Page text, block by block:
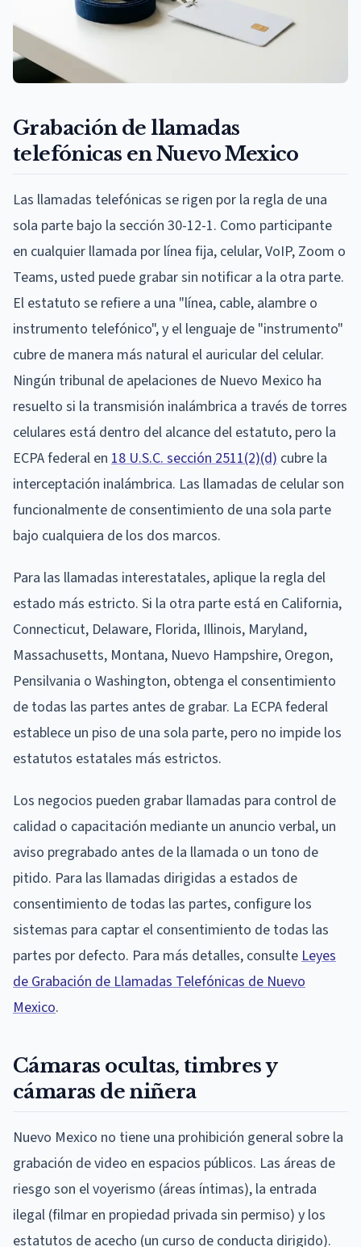
Grabación de llamadas
telefónicas en Nuevo Mexico
Las llamadas telefónicas se rigen por la regla de una
sola parte bajo la sección 30-12-1. Como participante
en cualquier llamada por línea fija, celular, VoIP, Zoom o
Teams, usted puede grabar sin notificar a la otra parte.
El estatuto se refiere a una "línea, cable, alambre o
instrumento telefónico", y el lenguaje de "instrumento"
cubre de manera más natural el auricular del celular.
Ningún tribunal de apelaciones de Nuevo Mexico ha
resuelto si la transmisión inalámbrica a través de torres
celulares está dentro del alcance del estatuto, pero la
ECPA federal en 18 U.S.C. sección 2511(2)(d) cubre la
interceptación inalámbrica. Las llamadas de celular son
funcionalmente de consentimiento de una sola parte
bajo cualquiera de los dos marcos.
Para las llamadas interestatales, aplique la regla del
estado más estricto. Si la otra parte está en California,
Connecticut, Delaware, Florida, Illinois, Maryland,
Massachusetts, Montana, Nuevo Hampshire, Oregon,
Pensilvania o Washington, obtenga el consentimiento
de todas las partes antes de grabar. La ECPA federal
establece un piso de una sola parte, pero no impide los
estatutos estatales más estrictos.
Los negocios pueden grabar llamadas para control de
calidad o capacitación mediante un anuncio verbal, un
aviso pregrabado antes de la llamada o un tono de
pitido. Para las llamadas dirigidas a estados de
consentimiento de todas las partes, configure los
sistemas para captar el consentimiento de todas las
partes por defecto. Para más detalles, consulteLeyes
de Grabación de Llamadas Telefónicas de Nuevo
Mexico.
Cámaras ocultas, timbres y
cámaras de niñera
Nuevo Mexico no tiene una prohibición general sobre la
grabación de video en espacios públicos. Las áreas de
riesgo son el voyerismo (áreas íntimas), la entrada
ilegal (filmar en propiedad privada sin permiso) y los
estatutos de acecho (un curso de conducta dirigido).